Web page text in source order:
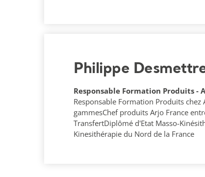
Philippe
Responsable Formation Produits -
Responsable Formation Produits
gammesChef produits Arjo France
TransfertDiplômé d'Etat Masso-
Kinesithérapie du Nord de la France